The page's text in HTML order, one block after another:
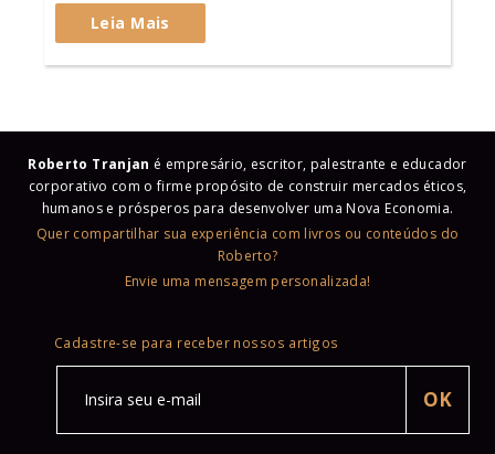
Leia Mais
Roberto Tranjan é empresário, escritor, palestrante e educador
corporativo com o firme propósito de construir mercados éticos,
humanos e prósperos para desenvolver uma Nova Economia.
Quer compartilhar sua experiência com livros ou conteúdos do
Roberto?
Envie uma mensagem personalizada!
Cadastre-se para receber nossos artigos